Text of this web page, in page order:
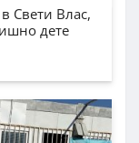
Свети Влас,
дете